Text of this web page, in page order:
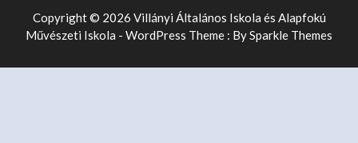
Copyright © 2026 Villányi Általános Iskola és Alapfokú
Művészeti Iskola - WordPress Theme : BySparkle Themes